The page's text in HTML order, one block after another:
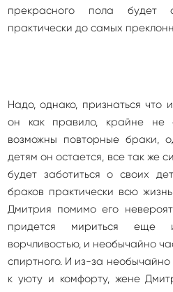
прекрасного пола будет
практически до самых
Надо, однако, признаться что
он как правило, крайне не
возможны повторные браки,
детям он остается, все так же
будет заботиться о своих
браков практически всю
Дмитрия помимо его
придется мириться
ворчливостью, и необычайно
спиртного. И из-за
к уюту и комфорту, жене